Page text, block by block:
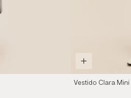
Vestido Clara Mini